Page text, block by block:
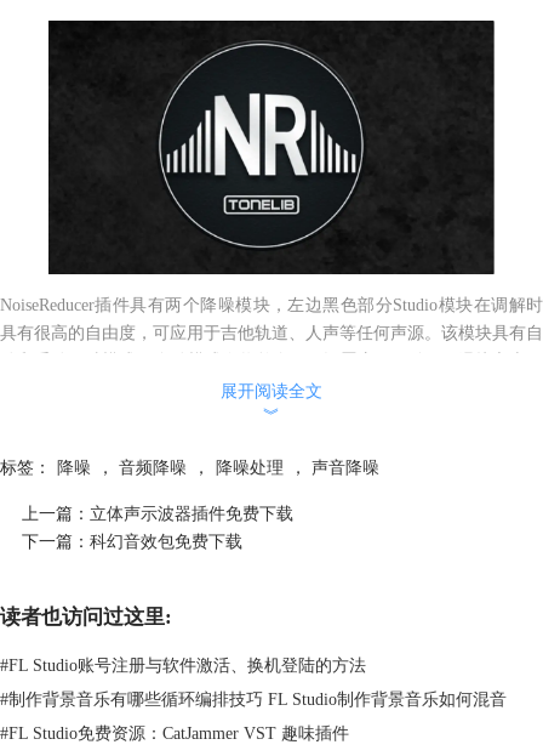
NoiseReducer插件具有两个降噪模块，左边黑色部分Studio模块在调解时
具有很高的自由度，可应用于吉他轨道、人声等任何声源。该模块具有自
手动模式可通过4个旋钮对深度、起音、保持和衰减进行控制。
在插件界面右边的EasyGate模块设计灵感源于吉他噪声门踏板，它只有一
硬/软处理模式之间切换，硬处理模式将会显著提高效果的灵敏度。
展开阅读全文
︾
标签： 降噪 ， 音频降噪 ， 降噪处理 ， 声音降噪
上一篇： 立体声示波器插件免费下载
下一篇： 科幻音效包免费下载
读者也访问过这里:
#FL Studio账号注册与软件激活、换机登陆的方法
#制作背景音乐有哪些循环编排技巧 FL Studio制作背景音乐如何混音
#FL Studio免费资源：CatJammer VST 趣味插件